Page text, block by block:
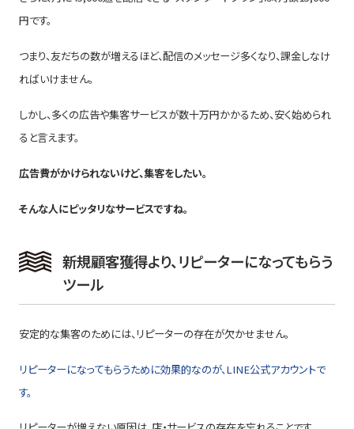
円です。
つまり、友だちの数が増えるほど、配信のメッセージ多くなり、課金しなけ
ればいけません。
しかし、多くの広告や集客サービスが数十万円かかるため、安く始められ
ると言えます。
広告費がかけられないけど、集客をしたい。
そんな人にピッタリなサービスですね。
新規顧客獲得より、リピーターになってもらう
ツール
安定的な集客のためには、リピーターの存在が欠かせません。
リピーターになってもらうために効果的なのが、LINE公式アカウントで
す。